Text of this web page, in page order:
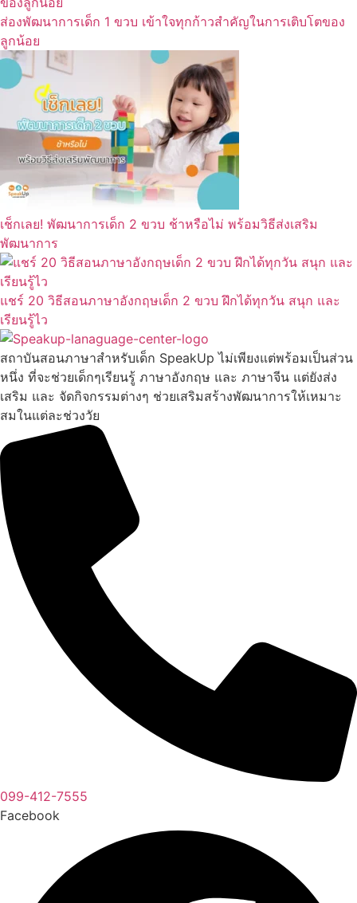
ส่องพัฒนาการเด็ก 1 ขวบ เข้าใจทุกก้าวสำคัญในการเติบโตของ
ลูกน้อย
เช็กเลย! พัฒนาการเด็ก 2 ขวบ ช้าหรือไม่ พร้อมวิธีส่งเสริม
พัฒนาการ
แชร์ 20 วิธีสอนภาษาอังกฤษเด็ก 2 ขวบ ฝึกได้ทุกวัน สนุก และ
เรียนรู้ไว
สถาบันสอนภาษาสำหรับเด็ก SpeakUp ไม่เพียงแต่พร้อมเป็นส่วน
หนึ่ง ที่จะช่วยเด็กๆเรียนรู้ ภาษาอังกฤษ และ ภาษาจีน แต่ยังส่ง
เสริม และ จัดกิจกรรมต่างๆ ช่วยเสริมสร้างพัฒนาการให้เหมาะ
สมในแต่ละช่วงวัย
099-412-7555
Facebook